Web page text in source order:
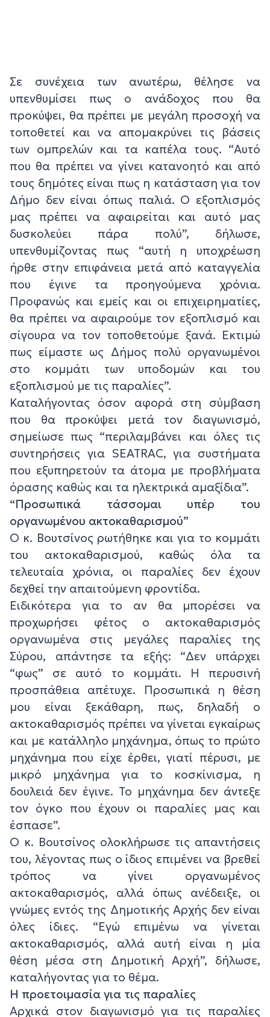
Σε συνέχεια των ανωτέρω, θέλησε να
υπενθυμίσει πως ο ανάδοχος που θα
προκύψει, θα πρέπει με μεγάλη προσοχή να
τοποθετεί και να απομακρύνει τις βάσεις
των ομπρελών και τα καπέλα τους. “Αυτό
που θα πρέπει να γίνει κατανοητό και από
τους δημότες είναι πως η κατάσταση για τον
Δήμο δεν είναι όπως παλιά. Ο εξοπλισμός
μας πρέπει να αφαιρείται και αυτό μας
δυσκολεύει πάρα πολύ”, δήλωσε,
υπενθυμίζοντας πως “αυτή η υποχρέωση
ήρθε στην επιφάνεια μετά από καταγγελία
που έγινε τα προηγούμενα χρόνια.
Προφανώς και εμείς και οι επιχειρηματίες,
θα πρέπει να αφαιρούμε τον εξοπλισμό και
σίγουρα να τον τοποθετούμε ξανά. Εκτιμώ
πως είμαστε ως Δήμος πολύ οργανωμένοι
στο κομμάτι των υποδομών και του
εξοπλισμού με τις παραλίες”.
Καταλήγοντας όσον αφορά στη σύμβαση
που θα προκύψει μετά τον διαγωνισμό,
σημείωσε πως “περιλαμβάνει και όλες τις
συντηρήσεις για SEATRAC, για συστήματα
που εξυπηρετούν τα άτομα με προβλήματα
όρασης καθώς και τα ηλεκτρικά αμαξίδια”.
“Προσωπικά τάσσομαι υπέρ του
οργανωμένου ακτοκαθαρισμού”
Ο κ. Βουτσίνος ρωτήθηκε και για το κομμάτι
του ακτοκαθαρισμού, καθώς όλα τα
τελευταία χρόνια, οι παραλίες δεν έχουν
δεχθεί την απαιτούμενη φροντίδα.
Ειδικότερα για το αν θα μπορέσει να
προχωρήσει φέτος ο ακτοκαθαρισμός
οργανωμένα στις μεγάλες παραλίες της
Σύρου, απάντησε τα εξής: “Δεν υπάρχει
“φως” σε αυτό το κομμάτι. Η περυσινή
προσπάθεια απέτυχε. Προσωπικά η θέση
μου είναι ξεκάθαρη, πως, δηλαδή ο
ακτοκαθαρισμός πρέπει να γίνεται εγκαίρως
και με κατάλληλο μηχάνημα, όπως το πρώτο
μηχάνημα που είχε έρθει, γιατί πέρυσι, με
μικρό μηχάνημα για το κοσκίνισμα, η
δουλειά δεν έγινε. Το μηχάνημα δεν άντεξε
τον όγκο που έχουν οι παραλίες μας και
έσπασε”.
Ο κ. Βουτσίνος ολοκλήρωσε τις απαντήσεις
του, λέγοντας πως ο ίδιος επιμένει να βρεθεί
τρόπος να γίνει οργανωμένος
ακτοκαθαρισμός, αλλά όπως ανέδειξε, οι
γνώμες εντός της Δημοτικής Αρχής δεν είναι
όλες ίδιες. “Εγώ επιμένω να γίνεται
ακτοκαθαρισμός, αλλά αυτή είναι η μία
θέση μέσα στη Δημοτική Αρχή”, δήλωσε,
καταλήγοντας για το θέμα.
Η προετοιμασία για τις παραλίες
Αρχικά στον διαγωνισμό για τις παραλίες